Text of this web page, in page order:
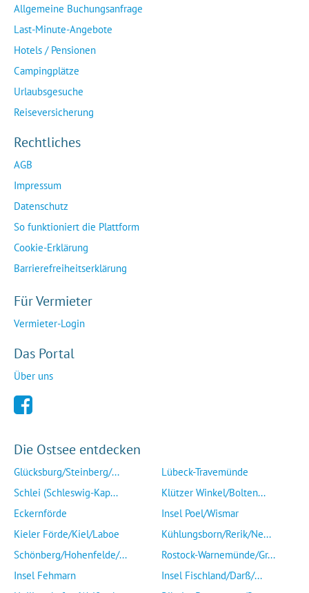
Allgemeine Buchungsanfrage
Last-Minute-Angebote
Hotels / Pensionen
Campingplätze
Urlaubsgesuche
Reiseversicherung
Rechtliches
AGB
Impressum
Datenschutz
So funktioniert die Plattform
Cookie-Erklärung
Barrierefreiheitserklärung
Für Vermieter
Vermieter-Login
Das Portal
Über uns
Die Ostsee entdecken
Glücksburg/Steinberg/...
Schlei (Schleswig-Kap...
Eckernförde
Kieler Förde/Kiel/Laboe
Schönberg/Hohenfelde/...
Insel Fehmarn
Lübeck-Travemünde
Klützer Winkel/Bolten...
Insel Poel/Wismar
Kühlungsborn/Rerik/Ne...
Rostock-Warnemünde/Gr...
Insel Fischland/Darß/...